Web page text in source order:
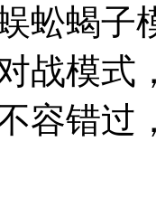
蚣蝎子
战模式
容错过